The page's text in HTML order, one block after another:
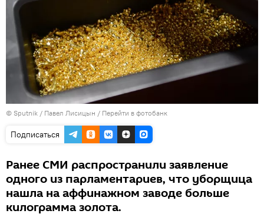
© Sputnik / Павел Лисицын / Перейти в фотобанк
Подписаться
Ранее СМИ распространили заявление
одного из парламентариев, что уборщица
нашла на аффинажном заводе больше
килограмма золота.